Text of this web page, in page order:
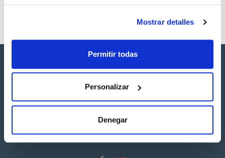
Mostrar detalles
Permitir todas
Personalizar
Denegar
Síguenos: